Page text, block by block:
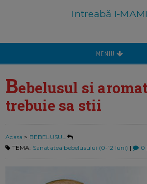
Intreabă I-MAMI
MENIU
Bebelusul si
trebuie sa stii
Acasa > BEBELUSUL
TEMA: Sanatatea bebelusului (0-12 luni) | 0